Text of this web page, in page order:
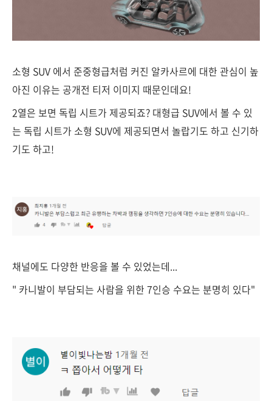
소형 SUV 에서 준중형급처럼 커진 알카사르에 대한 관심이 높
아진 이유는 공개전 티저 이미지 때문인데요!
2열은 보면 독립 시트가 제공되죠? 대형급 SUV에서 볼 수 있
는 독립 시트가 소형 SUV에 제공되면서 놀랍기도 하고 신기하
기도 하고!
채널에도 다양한 반응을 볼 수 있었는데...
" 카니발이 부담되는 사람을 위한 7인승 수요는 분명히 있다"